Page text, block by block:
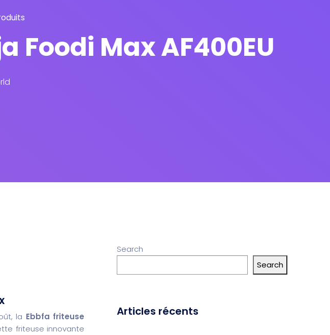
Foodi Max AF400EU
la Ebbfa friteuse
friteuse innovante
Search
Search
Articles récents